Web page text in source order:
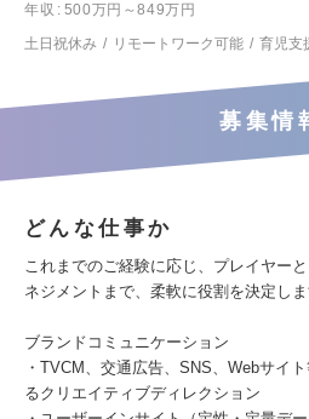
年収
500万円～849万円
土日祝休み
リモートワーク可能 育児支
募集情
どんな仕事か
これまでのご経験に応じ、プレイヤー
ネジメントまで、柔軟に役割を決定しま
ブランドコミュニケーション
・TVCM、交通広告、SNS、Webサイ
るクリエイティブディレクション